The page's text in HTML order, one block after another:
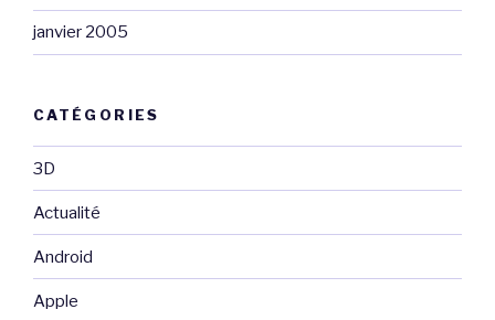
janvier 2005
CATÉGORIES
3D
Actualité
Android
Apple